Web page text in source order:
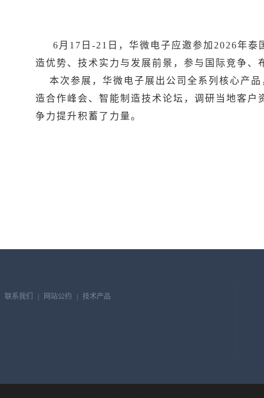
6月17日-21日，华微电子应邀参加2026年泰
造优势、技术实力与发展前景，参与国际竞争、
本次参展，华微电子展出公司全系列核心产品
造合作峰会、智能制造技术论坛，调研当地客
争力提升积蓄了力量。
联系我们 网站公约 技术产品